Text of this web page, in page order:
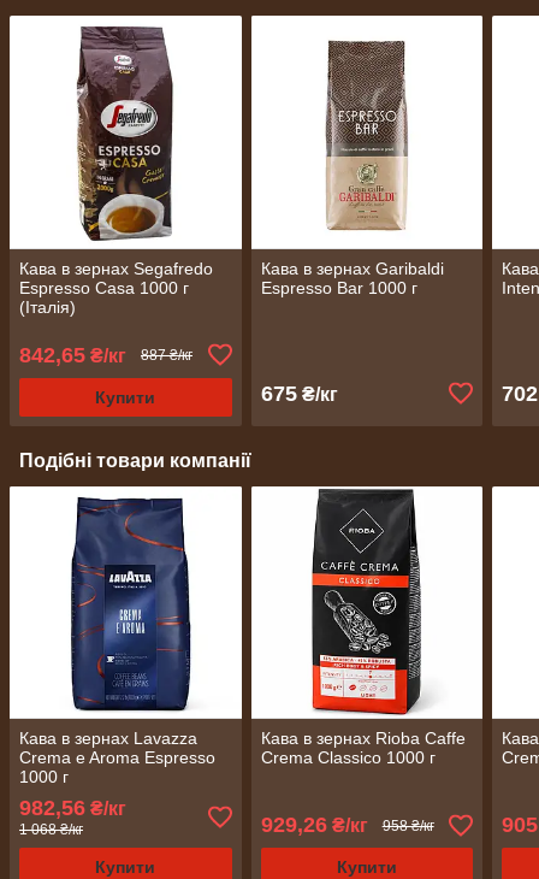
Кава в зернах Segafredo
Espresso Casa 1000 г
(Італія)
842,65 ₴/кг 887 ₴/кг
Купити
Кава в зернах Garibaldi
Espresso Bar 1000 г
675₴/кг 702
Подібні товари компанії
Кава в зернах Lavazza
Crema e Aroma Espresso
1000 г
982,56 ₴/кг
1 068 ₴/кг
Купити
Кава в зернах Rioba Cаffe
Crema Classico 1000 г
929,26₴/кг 958 ₴/кг
Купити